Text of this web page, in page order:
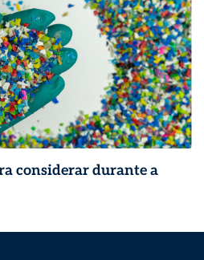
considerar durante a